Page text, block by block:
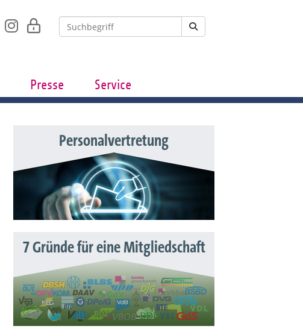
Presse Service
Personalvertretung
7 Gründe für eine Mitgliedschaft